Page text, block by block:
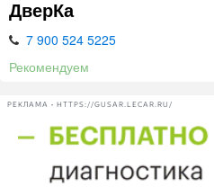
Нашли ошибку?
ДверКа
7 900 524 5225
Рекомендуем
РЕКЛАМА • HTTPS://GUSAR.LECAR.RU/